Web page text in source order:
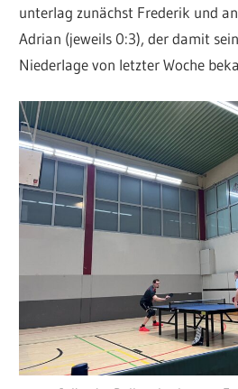
unterlag zunächst Frederik und
Adrian (jeweils 0:3), der damit
Niederlage von letzter Woche